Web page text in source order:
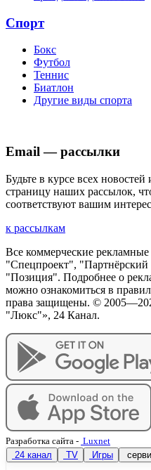
Спорт
Бокс
Футбол
Теннис
Биатлон
Другие виды спорта
Email — рассылки
Будьте в курсе всех
страницу наших рассылок,
соответствуют вашим
к рассылкам
Все коммерческие
"Спецпроект",
"Позиция". Подробнее о
можно ознакомиться в
права защищены. © 2005—
"Люкс"», 24 Канал.
Разработка сайта - Luxnet
24 канал
TV Игры